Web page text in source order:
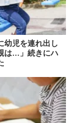
幼児を連れ出し
は…」続きにハ